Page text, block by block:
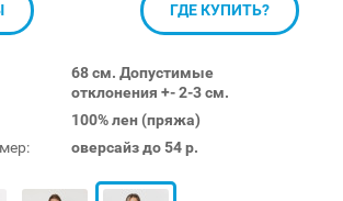
68 см. Допустимые
отклонения +- 2-3 см.
100% лен (пряжа)
оверсайз до 54 р.
ГДЕ КУПИТЬ?